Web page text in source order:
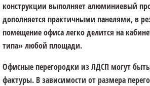
конструкции выполняет алюминиевый
дополняется практичными панелями, в
помещение офиса легко делится на
типа» любой площади.
Офисные перегородки из ЛДСП могут
фактуры. В зависимости от размера